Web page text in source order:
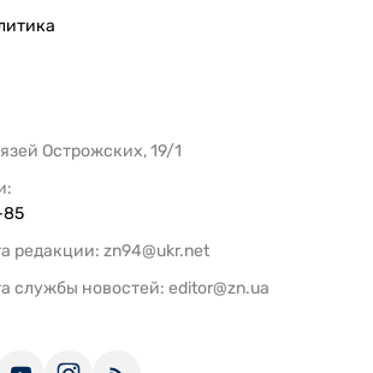
Острожских, 19/1
редакции: zn94@ukr.net
службы новостей: editor@zn.ua